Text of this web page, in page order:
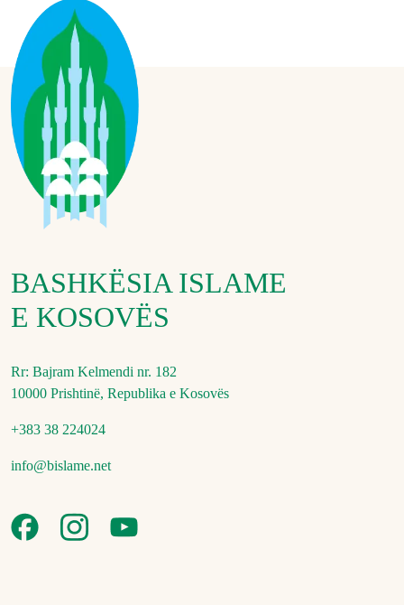
BASHKËSIA ISLAME
E KOSOVËS
Rr: Bajram Kelmendi nr. 182
10000 Prishtinë, Republika e Kosovës
+383 38 224024
info@bislame.net